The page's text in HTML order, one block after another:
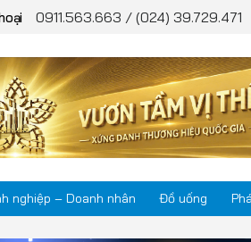
0911.563.663 / (024) 39.729.471
nghiệp – Doanh nhân Đồ uống